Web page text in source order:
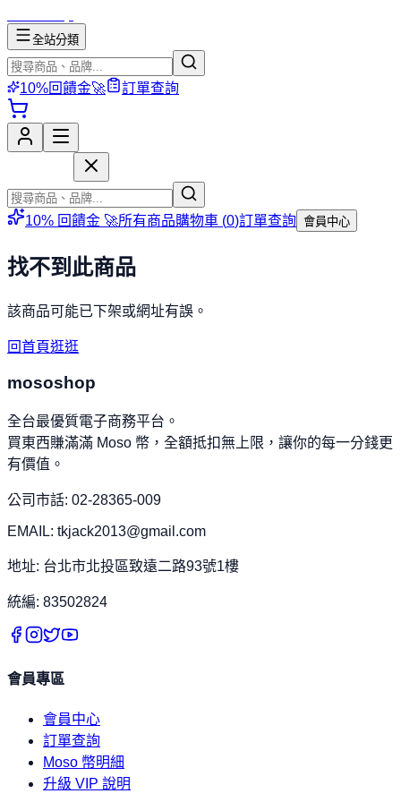
全站分類
10%回饋金🚀 訂單查詢
10% 回饋金 🚀所有商品購物車 (0)訂單查詢 會員中心
找不到此商品
該商品可能已下架或網址有誤。
回首頁逛逛
mososhop
全台最優質電子商務平台。
買東西賺滿滿 Moso 幣，全額抵扣無上限，讓你的每一分錢更
有價值。
公司市話: 02-28365-009
EMAIL: tkjack2013@gmail.com
地址: 台北市北投區致遠二路93號1樓
統編: 83502824
會員專區
會員中心
訂單查詢
Moso 幣明細
升級 VIP 說明